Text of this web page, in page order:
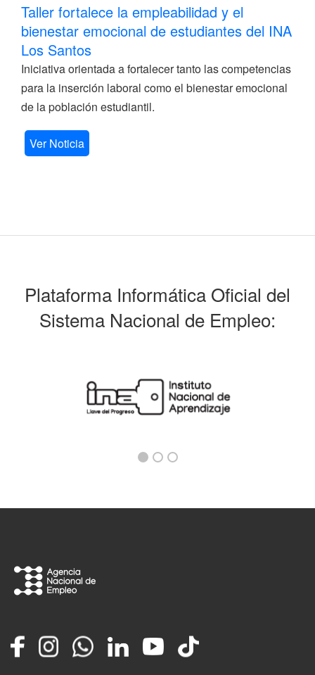
Taller fortalece la empleabilidad y el
bienestar emocional de estudiantes del INA
Los Santos
Iniciativa orientada a fortalecer tanto las competencias
para la inserción laboral como el bienestar emocional
de la población estudiantil.
Ver Noticia
Plataforma Informática Oficial del
Sistema Nacional de Empleo:
FacebookInstagramWhatsappLinkedInYouTube
TikTok